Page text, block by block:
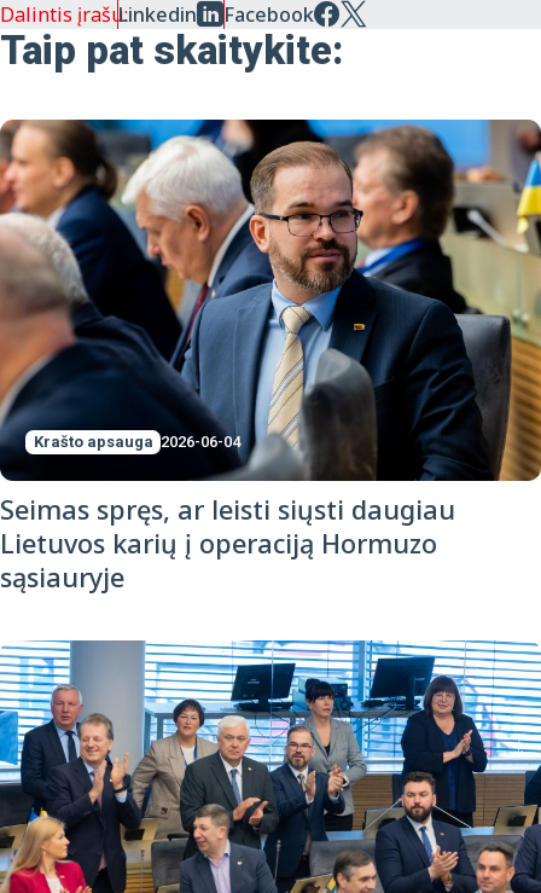
Dalintis įrašu:Linkedin Facebook
Taip pat skaitykite:
Krašto apsauga 2026-06-04
Seimas spręs, ar leisti siųsti daugiau
Lietuvos karių į operaciją Hormuzo
sąsiauryje